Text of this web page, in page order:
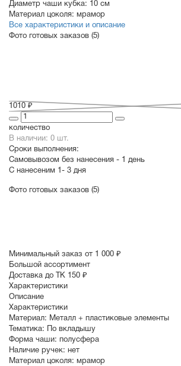
Диаметр чаши кубка: 10 см
Материал цоколя: мрамор
Все характеристики и описание
Фото готовых заказов (5)
1010 ₽
количество
В наличии: 0 шт.
Сроки выполнения:
Самовывозом без нанесения - 1 день
С нанесеним 1- 3 дня
Фото готовых заказов (5)
Минимальный заказ от 1 000 ₽
Большой ассортимент
Доставка до ТК 150 ₽
Характеристики
Описание
Характеристики
Материал: Металл + пластиковые элементы
Тематика:
По вкладышу
Форма чаши: полусфера
Наличие ручек: нет
Материал цоколя: мрамор